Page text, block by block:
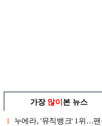
가장 많이 본 뉴스
1 누에라, '뮤직뱅크' 1위…